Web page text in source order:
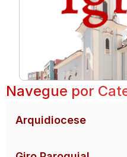
Navegue por
Arquidiocese